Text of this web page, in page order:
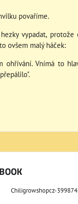
povaříme.
vypadat, protože
ovšem malý háček:
Vnímá to
Chiligrowshopcz-